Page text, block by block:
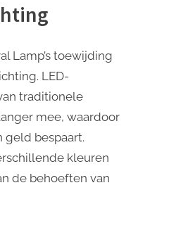
Lamp’s toewijding
LED-
traditionele
mee, waardoor
geld bespaart.
kleuren
de behoeften van